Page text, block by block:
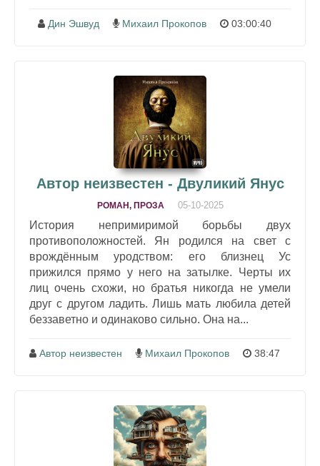
Дин Эшвуд Михаил Прокопов 03:00:40
Автор неизвестен - Двуликий Янус
РОМАН, ПРОЗА 05-10-2025
История непримиримой борьбы двух
противоположностей. Ян родился на свет с
врождённым уродством: его близнец Ус
прижился прямо у него на затылке. Черты их
лиц очень схожи, но братья никогда не умели
друг с другом ладить. Лишь мать любила детей
беззаветно и одинаково сильно. Она на...
Автор неизвестен Михаил Прокопов 38:47